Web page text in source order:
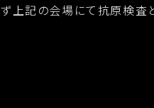
上記の会場にて抗原検査